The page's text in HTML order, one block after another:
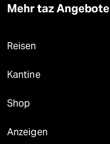
Mehr taz Angebote
Reisen
Kantine
Shop
Anzeigen